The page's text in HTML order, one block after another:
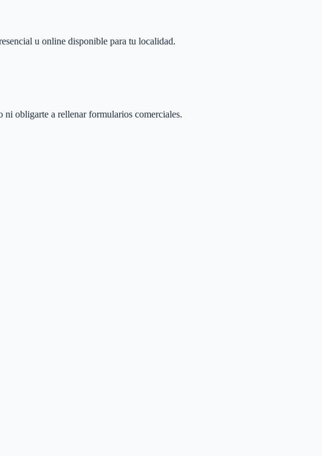
u online disponible para tu localidad.
ni obligarte a rellenar formularios comerciales.